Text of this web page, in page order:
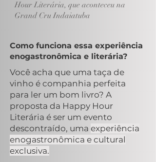
Como funciona essa experiência
enogastronômica e literária?
Você acha que uma taça de
vinho é companhia perfeita
para ler um bom livro? A
proposta da Happy Hour
Literária é ser um evento
descontraído, uma experiência
enogastronômica e cultural
exclusiva.
Hour Literária, que aconteceu na
Grand Cru Indaiatuba